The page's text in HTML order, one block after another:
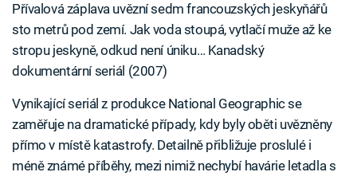
Přívalová záplava uvězní sedm francouzských jeskyňářů
sto metrů pod zemí. Jak voda stoupá, vytlačí muže až ke
stropu jeskyně, odkud není úniku… Kanadský
dokumentární seriál (2007)
Vynikající seriál z produkce National Geographic se
zaměřuje na dramatické případy, kdy byly oběti uvězněny
přímo v místě katastrofy. Detailně přibližuje proslulé i
méně známé příběhy, mezi nimiž nechybí havárie letadla s